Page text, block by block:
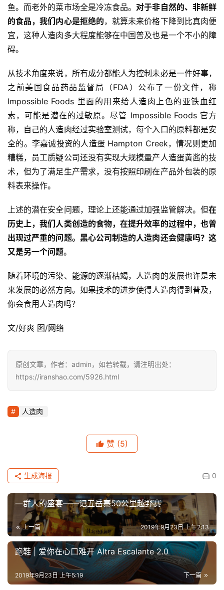
鱼。而老外的菜市场全是冷冻食品。 对于非自然的、非新鲜
的食品，我们内心是拒绝的，就算未来价格下降到比真肉便
宜，这种人造肉多大程度能够在中国普及也是一个不小的障
碍。
从技术角度来说，所有成分都能人为控制未必是一件好事，
之前美国食品药品监督局（FDA）公布了一份文件，称
Impossible Foods 里面的用来给人造肉上色的亚铁血红
素，可能是潜在的过敏原。尽管 Impossible Foods 官方
称，自己的人造肉经过实验室测试，每个入口的原料都是安
全的。李嘉诚投资的人造蛋 Hampton Creek，情况则更加
糟糕，员工质疑公司还没有实现大规模量产人造蛋黄酱的技
术，但为了满足生产需求，没有按照印刷在产品外包装的原
料表来操作。
上述的潜在安全问题，理论上还能通过加强监管解决。但在
历史上，我们人类创造的食物，在提升效率的过程中，也曾
出现过严重的问题。黑心公司制造的人造肉还会健康吗？这
又是另一个问题。
随着环境的污染、能源的逐渐枯竭，人造肉的发展也许是未
来发展的必然方向。如果技术的进步使得人造肉得到普及，
你会食用人造肉吗？
文/好爽 图/网络
原创文章，作者：admin，如若转载，请注明出处：
https://iranshao.com/5926.html
人造肉
赞 (5)
0
生成海报
一群人的盛宴——记五岳寨50公里越野赛
上一篇 2019年9月23日 上午2:13
跑鞋 | 爱你在心口难开 Altra Escalante 2.0
下一篇
2019年9月23日 上午5:19